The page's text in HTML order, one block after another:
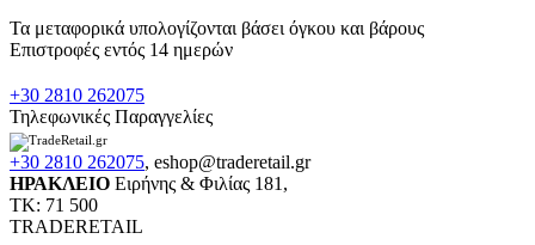
Τα μεταφορικά υπολογίζονται βάσει όγκου και βάρους
Επιστροφές εντός 14 ημερών
+30 2810 262075
Τηλεφωνικές Παραγγελίες
+30 2810 262075, eshop@traderetail.gr
ΗΡΑΚΛΕΙΟ Ειρήνης & Φιλίας 181,
ΤΚ: 71 500
TRADERETAIL